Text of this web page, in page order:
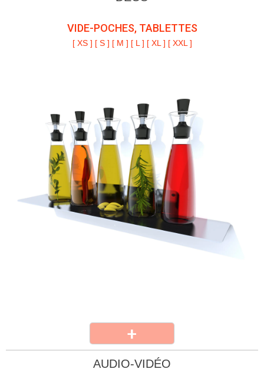
+
AUDIO-VIDÉO
CD, DVD et BLU-RAY
[ S ] [ M ] [ L ] [ XL ] [ XXL ]